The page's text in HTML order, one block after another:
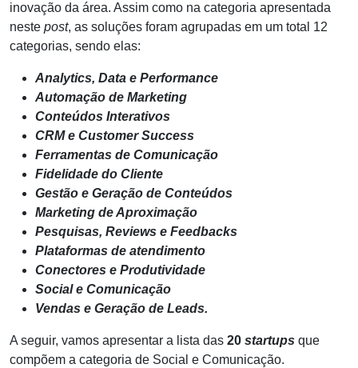
inovação da área. Assim como na categoria apresentada
neste post, as soluções foram agrupadas em um total 12
categorias, sendo elas:
Analytics, Data e Performance
Automação de Marketing
Conteúdos Interativos
CRM e Customer Success
Ferramentas de Comunicação
Fidelidade do Cliente
Gestão e Geração de Conteúdos
Marketing de Aproximação
Pesquisas, Reviews e Feedbacks
Plataformas de atendimento
Conectores e Produtividade
Social e Comunicação
Vendas e Geração de Leads.
A seguir, vamos apresentar a lista das 20 startups que
compõem a categoria de Social e Comunicação.